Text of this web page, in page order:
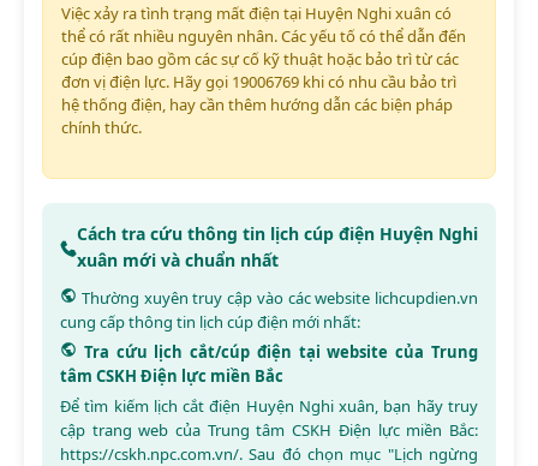
Việc xảy ra tình trạng mất điện tại Huyện Nghi xuân có
thể có rất nhiều nguyên nhân. Các yếu tố có thể dẫn đến
cúp điện bao gồm các sự cố kỹ thuật hoặc bảo trì từ các
đơn vị điện lực. Hãy gọi 19006769 khi có nhu cầu bảo trì
hệ thống điện, hay cần thêm hướng dẫn các biện pháp
chính thức.
Cách tra cứu thông tin lịch cúp điện Huyện Nghi
xuân mới và chuẩn nhất
Thường xuyên truy cập vào các website lichcupdien.vn
cung cấp thông tin lịch cúp điện mới nhất:
Tra cứu lịch cắt/cúp điện tại website của Trung
tâm CSKH Điện lực miền Bắc
Để tìm kiếm lịch cắt điện Huyện Nghi xuân, bạn hãy truy
cập trang web của Trung tâm CSKH Điện lực miền Bắc:
https://cskh.npc.com.vn/. Sau đó chọn mục "Lịch ngừng